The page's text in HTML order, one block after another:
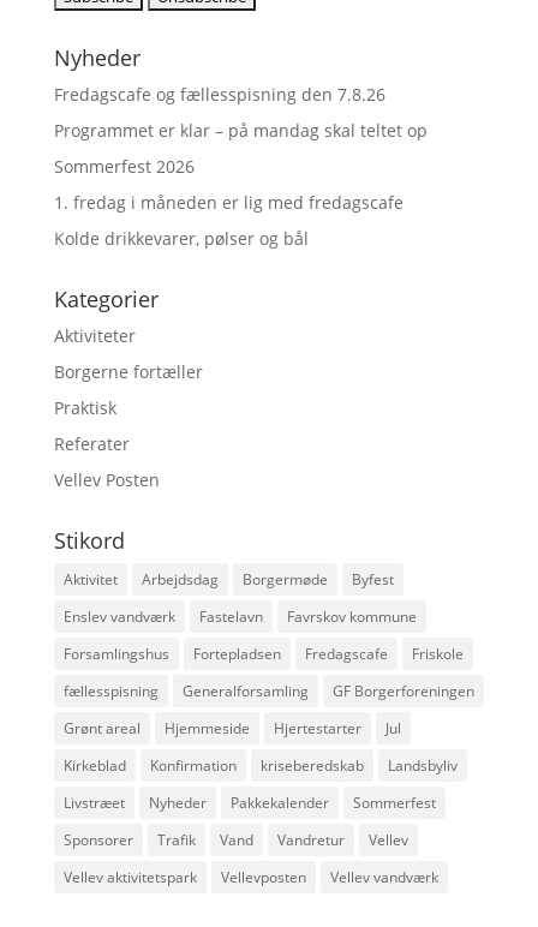
Nyheder
Fredagscafe og fællesspisning den 7.8.26
Programmet er klar – på mandag skal teltet op
Sommerfest 2026
1. fredag i måneden er lig med fredagscafe
Kolde drikkevarer, pølser og bål
Kategorier
Aktiviteter
Borgerne fortæller
Praktisk
Referater
Vellev Posten
Stikord
Aktivitet Arbejdsdag Borgermøde
Byfest
Enslev vandværk
Fastelavn
Favrskov kommune
Forsamlingshus
Fortepladsen Fredagscafe
Friskole
fællesspisning
Generalforsamling
GF Borgerforeningen
Grønt areal
Hjemmeside Hjertestarter
Jul
Kirkeblad
Konfirmation kriseberedskab
Landsbyliv
Livstræet
Nyheder Pakkekalender
Sommerfest
Sponsorer
Trafik Vand Vandretur
Vellev
Vellev aktivitetspark
Vellevposten Vellev vandværk